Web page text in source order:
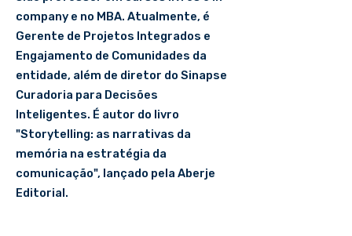
company e no MBA. Atualmente, é
Gerente de Projetos Integrados e
Engajamento de Comunidades da
entidade, além de diretor do Sinapse
Curadoria para Decisões
Inteligentes. É autor do livro
"Storytelling: as narrativas da
memória na estratégia da
comunicação", lançado pela Aberje
Editorial.